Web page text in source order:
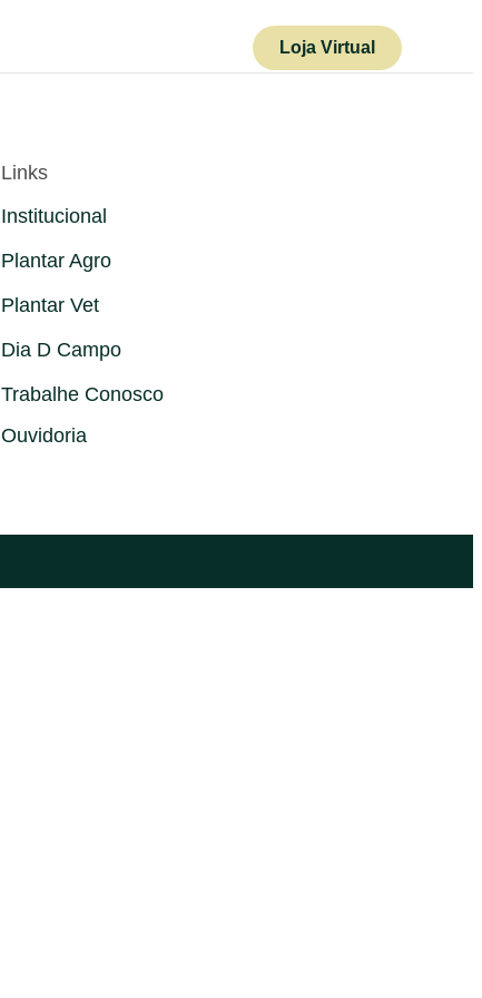
Loja Virtual
Links
Institucional
Plantar Agro
Plantar Vet
Dia D Campo
Trabalhe Conosco
Ouvidoria